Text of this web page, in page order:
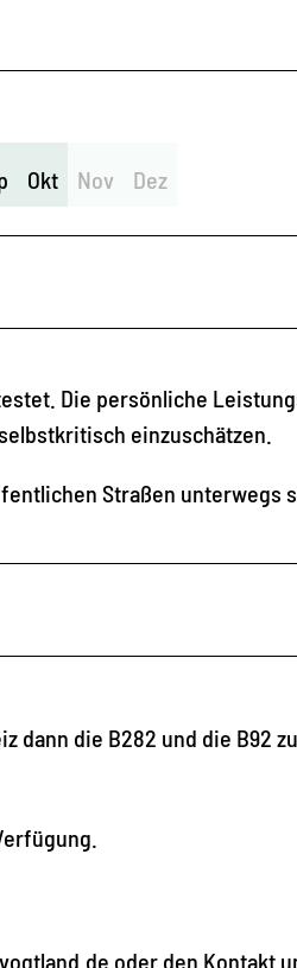
Okt Nov Dez
Die persönliche
einzuschätzen.
Straßen unterwegs
dann die B282 und die B92
oder den Kontakt